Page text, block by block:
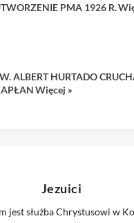
PMA 1926 R.
ALBERT HURTADO
Więcej »
Jezuici
jest służba Chrystusowi w